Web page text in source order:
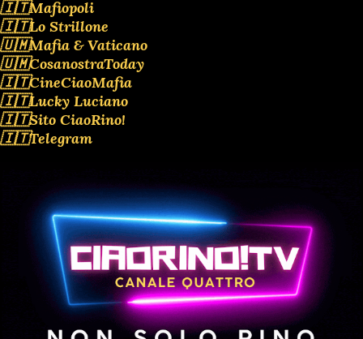
🇮🇹Mafiopoli
🇮🇹Lo Strillone
🇺🇲Mafia & Vaticano
🇺🇲CosanostraToday
🇮🇹CineCiaoMafia
🇮🇹Lucky Luciano
🇮🇹Sito CiaoRino!
🇮🇹Telegram